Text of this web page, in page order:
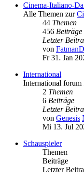
Cinema-Italiano-
Alle Themen zur
44 Themen
456 Beiträge
Letzter
von
Fr 31. Jan
International
International
2 Themen
6 Beiträge
Letzter
von Genesis
Mi 13. Jul
Schauspieler
Themen
Beiträge
Letzter